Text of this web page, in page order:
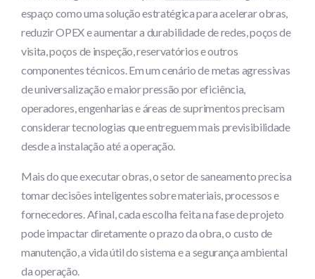
espaço como uma solução estratégica para acelerar obras,
reduzir OPEX e aumentar a durabilidade de redes, poços de
visita, poços de inspeção, reservatórios e outros
componentes técnicos. Em um cenário de metas agressivas
de universalização e maior pressão por eficiência,
operadores, engenharias e áreas de suprimentos precisam
considerar tecnologias que entreguem mais previsibilidade
desde a instalação até a operação.
Mais do que executar obras, o setor de saneamento precisa
tomar decisões inteligentes sobre materiais, processos e
fornecedores. Afinal, cada escolha feita na fase de projeto
pode impactar diretamente o prazo da obra, o custo de
manutenção, a vida útil do sistema e a segurança ambiental
da operação.